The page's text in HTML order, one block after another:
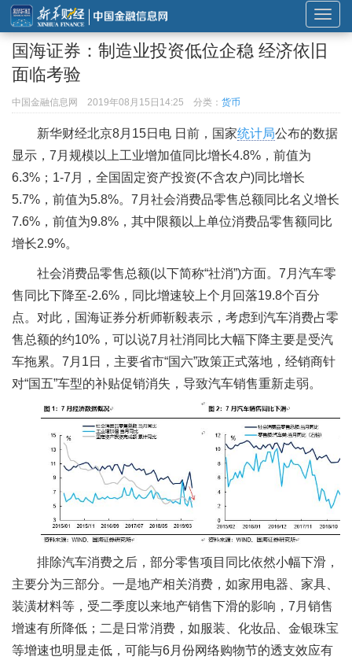
展
开
或
导
航
国海证券：制造业投资低位企稳 经济依旧
面临考验
中国金融信息网 2019年08月15日14:25 分类： 货币
新华财经北京8月15日电 日前，国家统计局公布的数据
显示，7月规模以上工业增加值同比增长4.8%，前值为
6.3%；1-7月，全国固定资产投资(不含农户)同比增长
5.7%，前值为5.8%。7月社会消费品零售总额同比名义增长
7.6%，前值为9.8%，其中限额以上单位消费品零售额同比
增长2.9%。
社会消费品零售总额(以下简称“社消”)方面。7月汽车零
售同比下降至-2.6%，同比增速较上个月回落19.8个百分
点。对此，国海证券分析师靳毅表示，考虑到汽车消费占零
售总额的约10%，可以说7月社消同比大幅下降主要是受汽
车拖累。7月1日，主要省市“国六”政策正式落地，经销商针
对“国五”车型的补贴促销消失，导致汽车销售重新走弱。
排除汽车消费之后，部分零售项目同比依然小幅下滑，
主要分为三部分。一是地产相关消费，如家用电器、家具、
装潢材料等，受二季度以来地产销售下滑的影响，7月销售
增速有所降低；二是日常消费，如服装、化妆品、金银珠宝
等增速也明显走低，可能与6月份网络购物节的透支效应有